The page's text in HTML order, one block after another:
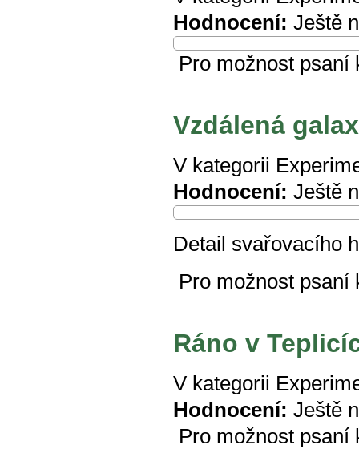
Hodnocení: Ještě
Pro možnost
Vzdálená
V kategorii
Hodnocení: Ještě
Detail svařovacího
Pro možnost
Ráno v
V kategorii
Hodnocení: Ještě
Pro možnost